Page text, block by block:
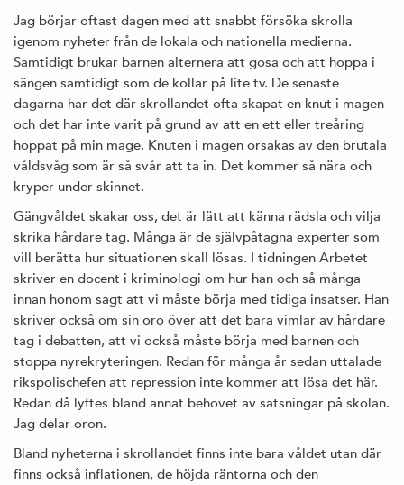
Jag börjar oftast dagen med att snabbt försöka skrolla
igenom nyheter från de lokala och nationella medierna.
Samtidigt brukar barnen alternera att gosa och att hoppa i
sängen samtidigt som de kollar på lite tv. De senaste
dagarna har det där skrollandet ofta skapat en knut i magen
och det har inte varit på grund av att en ett eller treåring
hoppat på min mage. Knuten i magen orsakas av den brutala
våldsvåg som är så svår att ta in. Det kommer så nära och
kryper under skinnet.
Gängvåldet skakar oss, det är lätt att känna rädsla och vilja
skrika hårdare tag. Många är de självpåtagna experter som
vill berätta hur situationen skall lösas. I tidningen Arbetet
skriver en docent i kriminologi om hur han och så många
innan honom sagt att vi måste börja med tidiga insatser. Han
skriver också om sin oro över att det bara vimlar av hårdare
tag i debatten, att vi också måste börja med barnen och
stoppa nyrekryteringen. Redan för många år sedan uttalade
rikspolischefen att repression inte kommer att lösa det här.
Redan då lyftes bland annat behovet av satsningar på skolan.
Jag delar oron.
Bland nyheterna i skrollandet finns inte bara våldet utan där
finns också inflationen, de höjda räntorna och den